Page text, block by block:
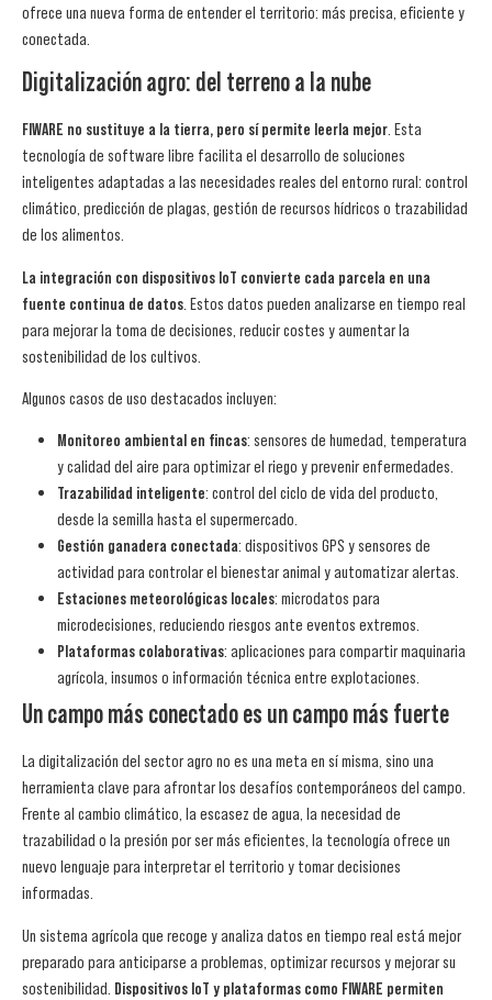
ofrece una nueva forma de entender el territorio: más precisa, eficiente y
conectada.
Digitalización agro: del terreno a la nube
FIWARE no sustituye a la tierra, pero sí permite leerla mejor . Esta
tecnología de software libre facilita el desarrollo de soluciones
inteligentes adaptadas a las necesidades reales del entorno rural: control
climático, predicción de plagas, gestión de recursos hídricos o trazabilidad
de los alimentos.
La integración con dispositivos IoT convierte cada parcela en una
fuente continua de datos . Estos datos pueden analizarse en tiempo real
para mejorar la toma de decisiones, reducir costes y aumentar la
sostenibilidad de los cultivos.
Algunos casos de uso destacados incluyen:
Monitoreo ambiental en fincas: sensores de humedad, temperatura
y calidad del aire para optimizar el riego y prevenir enfermedades.
Trazabilidad inteligente: control del ciclo de vida del producto,
desde la semilla hasta el supermercado.
Gestión ganadera conectada: dispositivos GPS y sensores de
actividad para controlar el bienestar animal y automatizar alertas.
Estaciones meteorológicas locales: microdatos para
microdecisiones, reduciendo riesgos ante eventos extremos.
Plataformas colaborativas: aplicaciones para compartir maquinaria
agrícola, insumos o información técnica entre explotaciones.
Un campo más conectado es un campo más fuerte
La digitalización del sector agro no es una meta en sí misma, sino una
herramienta clave para afrontar los desafíos contemporáneos del campo.
Frente al cambio climático, la escasez de agua, la necesidad de
trazabilidad o la presión por ser más eficientes, la tecnología ofrece un
nuevo lenguaje para interpretar el territorio y tomar decisiones
informadas.
Un sistema agrícola que recoge y analiza datos en tiempo real está mejor
preparado para anticiparse a problemas, optimizar recursos y mejorar su
sostenibilidad. Dispositivos IoT y plataformas como FIWARE permiten